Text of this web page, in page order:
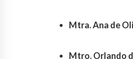
Mtra. Ana de
Mtro. Orlando